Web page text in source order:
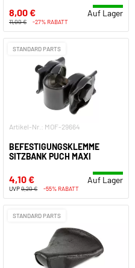
8,00 € Auf Lager
11,00 € -27% RABATT
STANDARD PARTS
Artikel-Nr.: MOF-29664
BEFESTIGUNGSKLEMME
SITZBANK PUCH MAXI
4,10 € Auf Lager
UVP9,20 € -55% RABATT
STANDARD PARTS